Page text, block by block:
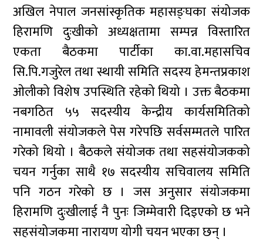
अखिल नेपाल जनसांस्कृतिक महासङ्घका संयोजक
हिरामणि दुःखीको अध्यक्षतामा सम्पन्न विस्तारित
एकता बैठकमा पार्टीका का.वा.महासचिव
सि.पि.गजुरेल तथा स्थायी समिति सदस्य हेमन्तप्रकाश
ओलीको विशेष उपस्थिति रहेको थियो । उक्त बैठकमा
नबगठित ५५ सदस्यीय केन्द्रीय कार्यसमितिको
नामावली संयोजकले पेस गरेपछि सर्वसम्मतले पारित
गरेको थियो । बैठकले संयोजक तथा सहसंयोजकको
चयन गर्नुका साथै १७ सदस्यीय सचिवालय समिति
पनि गठन गरेको छ । जस अनुसार संयोजकमा
हिरामणि दुःखीलाई नै पुनः जिम्मेवारी दिइएको छ भने
सहसंयोजकमा नारायण योगी चयन भएका छन् ।